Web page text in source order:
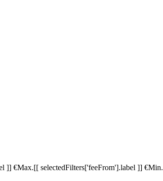
]] €Max.[[ selectedFilters['feeFrom'].label ]] €Min.